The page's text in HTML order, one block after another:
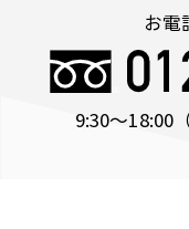
お電
9:30〜18:00